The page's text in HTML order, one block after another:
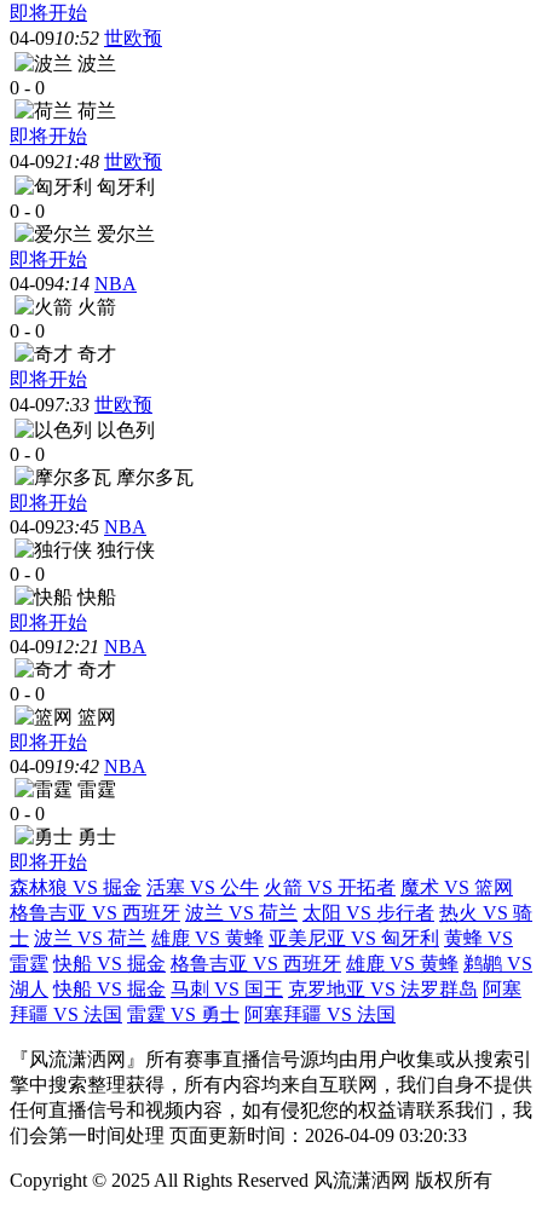
即将开始
04-0910:52 世欧预
波兰
0 - 0
荷兰
即将开始
04-0921:48 世欧预
匈牙利
0 - 0
爱尔兰
即将开始
04-094:14 NBA
火箭
0 - 0
奇才
即将开始
04-097:33 世欧预
以色列
0 - 0
摩尔多瓦
即将开始
04-0923:45 NBA
独行侠
0 - 0
快船
即将开始
04-0912:21 NBA
奇才
0 - 0
篮网
即将开始
04-0919:42 NBA
雷霆
0 - 0
勇士
即将开始
森林狼 VS 掘金 活塞 VS 公牛 火箭 VS 开拓者 魔术 VS 篮网
格鲁吉亚 VS 西班牙 波兰 VS 荷兰 太阳 VS 步行者 热火 VS 骑
士 波兰 VS 荷兰 雄鹿 VS 黄蜂 亚美尼亚 VS 匈牙利 黄蜂 VS
雷霆 快船 VS 掘金 格鲁吉亚 VS 西班牙 雄鹿 VS 黄蜂 鹈鹕 VS
湖人 快船 VS 掘金 马刺 VS 国王 克罗地亚 VS 法罗群岛 阿塞
拜疆 VS 法国 雷霆 VS 勇士 阿塞拜疆 VS 法国
『风流潇洒网』所有赛事直播信号源均由用户收集或从搜索引
擎中搜索整理获得，所有内容均来自互联网，我们自身不提供
任何直播信号和视频内容，如有侵犯您的权益请联系我们，我
们会第一时间处理 页面更新时间：2026-04-09 03:20:33
Copyright © 2025 All Rights Reserved 风流潇洒网 版权所有